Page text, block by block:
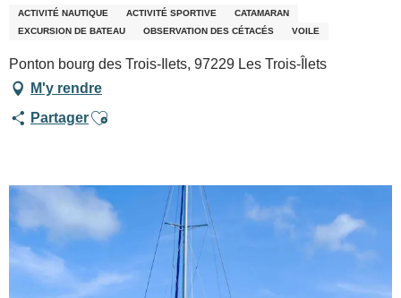
ACTIVITÉ NAUTIQUE ACTIVITÉ SPORTIVE
CATAMARAN
EXCURSION DE BATEAU
OBSERVATION DES CÉTACÉS VOILE
Ponton bourg des Trois-Ilets, 97229 Les Trois-Îlets
M'y rendre
PartagerAjouter aux favoris